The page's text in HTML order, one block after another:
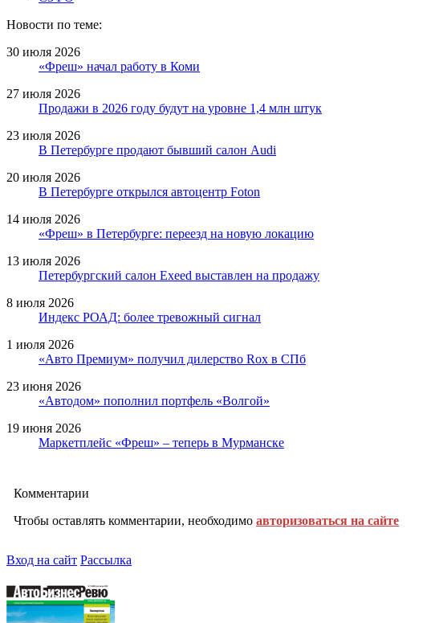
Новости по теме:
30 июля 2026
«Фреш» начал работу в Коми
27 июля 2026
Продажи в 2026 году будут на уровне 1,4 млн штук
23 июля 2026
В Петербурге продают бывший салон Audi
20 июля 2026
В Петербурге открылся автоцентр Foton
14 июля 2026
«Фреш» в Петербурге: переезд на новую локацию
13 июля 2026
Петербургский салон Exeed выставлен на продажу
8 июля 2026
Индекс РОАД: более тревожный сигнал
1 июля 2026
«Авто Премиум» получил дилерство Rox в СПб
23 июня 2026
«Автодом» пополнил портфель «Волгой»
19 июня 2026
Маркетплейс «Фреш» – теперь в Мурманске
Комментарии
Чтобы оставлять комментарии, необходимо авторизоваться на сайте
Вход на сайт Рассылка